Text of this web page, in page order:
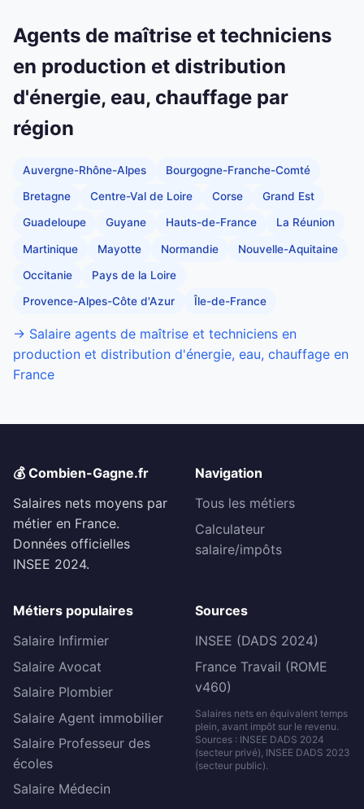
Agents de maîtrise et techniciens
en production et distribution
d'énergie, eau, chauffage par
région
Auvergne-Rhône-Alpes Bourgogne-Franche-Comté
Bretagne Centre-Val de Loire Corse Grand Est
Guadeloupe Guyane Hauts-de-France La Réunion
Martinique Mayotte Normandie Nouvelle-Aquitaine
Occitanie Pays de la Loire
Provence-Alpes-Côte d'Azur Île-de-France
→ Salaire agents de maîtrise et techniciens en
production et distribution d'énergie, eau, chauffage en
France
💰 Combien-Gagne.fr
Salaires nets moyens par
métier en France.
Données officielles
INSEE 2024.
Navigation
Tous les métiers
Calculateur
salaire/impôts
Métiers populaires
Salaire Infirmier
Salaire Avocat
Salaire Plombier
Salaire Agent immobilier
Salaire Professeur des
écoles
Salaire Médecin
Sources
INSEE (DADS 2024)
France Travail (ROME
v460)
Salaires nets en équivalent temps
plein, avant impôt sur le revenu.
Sources : INSEE DADS 2024
(secteur privé), INSEE DADS 2023
(secteur public).